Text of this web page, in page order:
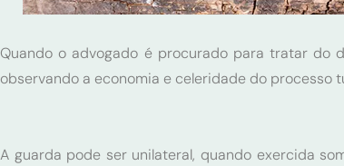
Quando o advogado é procurado para tratar do
observando a economia e celeridade do processo
A guarda pode ser unilateral, quando exercida